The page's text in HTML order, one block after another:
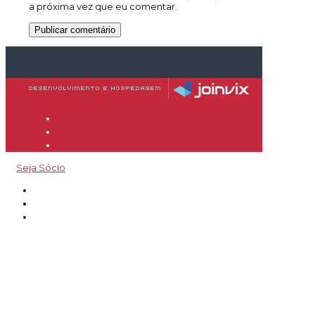
a próxima vez que eu comentar.
Seja Sócio